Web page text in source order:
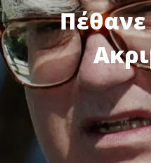
Πέθανε